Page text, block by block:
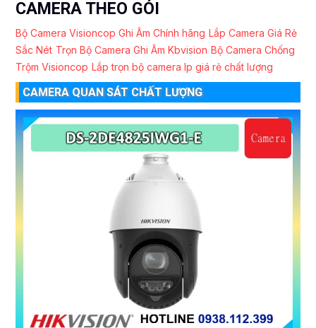
CAMERA THEO GÓI
Bộ Camera Visioncop Ghi Âm Chính hãng Lắp Camera Giá Rẻ
Sắc Nét Trọn Bộ Camera Ghi Âm Kbvision Bộ Camera Chống
Trộm Visioncop Lắp trọn bộ camera Ip giá rẻ chất lượng
CAMERA QUAN SÁT CHẤT LƯỢNG